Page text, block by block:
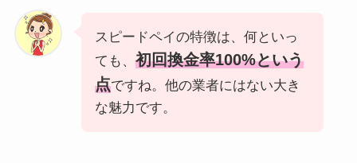
スピードペイの特徴は、何といっ
ても、 初回換金率100%という
点ですね。他の業者にはない大き
な魅力です。